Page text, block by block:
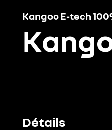
Kangoo E-tech
Détails